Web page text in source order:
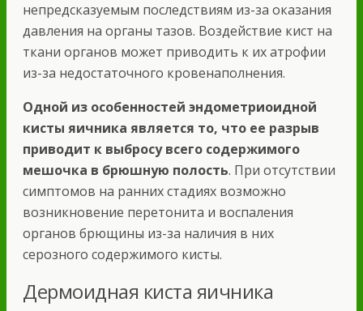
непредсказуемым последствиям из-за оказания
давления на органы тазов. Воздействие кист на
ткани органов может приводить к их атрофии
из-за недостаточного кровенаполнения.
Одной из особенностей эндометриоидной
кисты яичника является то, что ее разрыв
приводит к выбросу всего содержимого
мешочка в брюшную полость. При отсутствии
симптомов на ранних стадиях возможно
возникновение перетонита и воспаления
органов брющины из-за наличия в них
серозного содержимого кисты.
Дермоидная киста яичника